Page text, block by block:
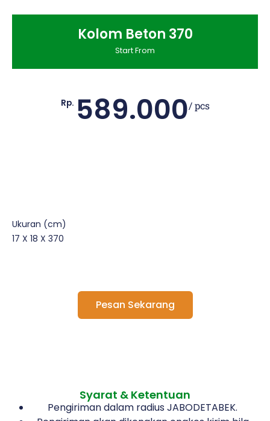
Kolom Beton 370
Start From
Rp. 589.000/ pcs
Ukuran (cm)
17 X 18 X 370
Pesan Sekarang
Syarat & Ketentuan
Pengiriman dalam radius JABODETABEK.